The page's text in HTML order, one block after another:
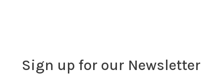
Sign up for our Newsletter